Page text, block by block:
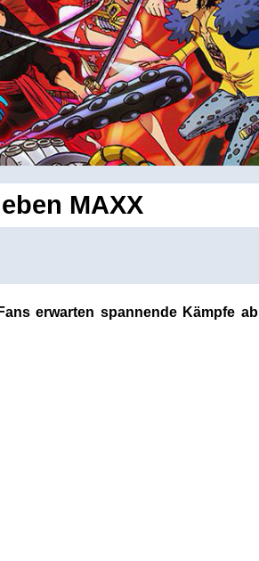
MAXX
erwarten spannende Kämpfe ab